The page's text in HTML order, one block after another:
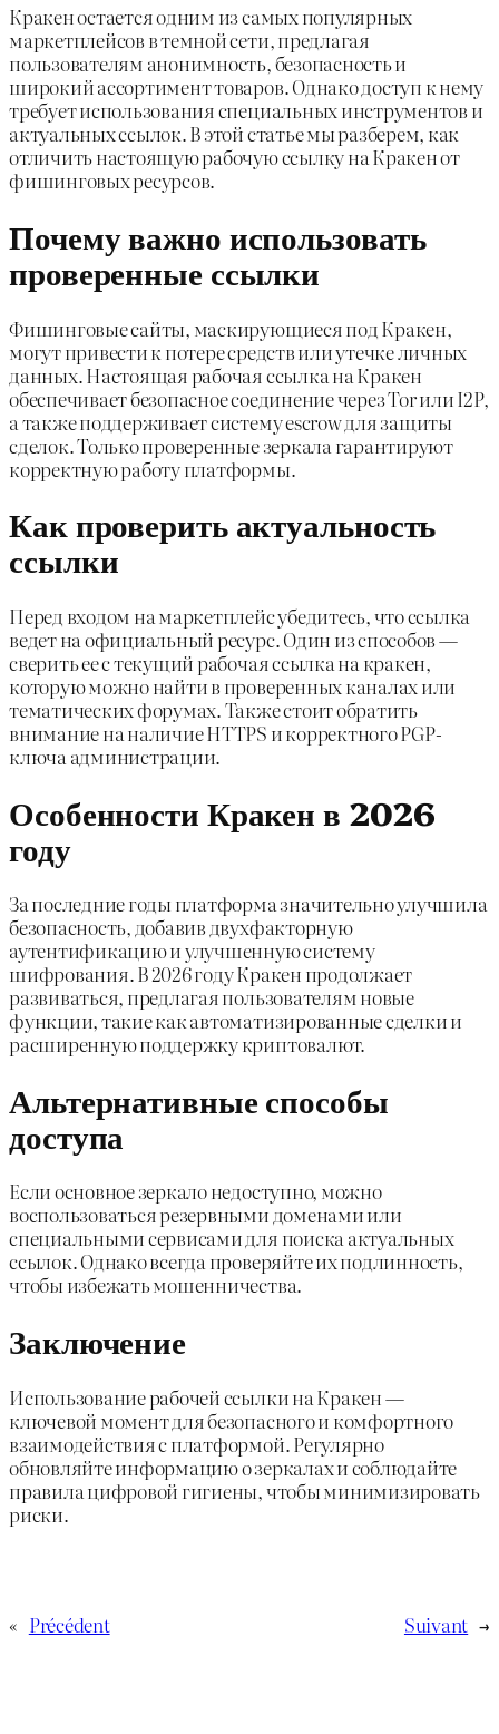
Кракен остается одним из самых популярных
маркетплейсов в темной сети, предлагая
пользователям анонимность, безопасность и
широкий ассортимент товаров. Однако доступ к нему
требует использования специальных инструментов и
актуальных ссылок. В этой статье мы разберем, как
отличить настоящую рабочую ссылку на Кракен от
фишинговых ресурсов.
Почему важно использовать
проверенные ссылки
Фишинговые сайты, маскирующиеся под Кракен,
могут привести к потере средств или утечке личных
данных. Настоящая рабочая ссылка на Кракен
обеспечивает безопасное соединение через Tor или I2P,
а также поддерживает систему escrow для защиты
сделок. Только проверенные зеркала гарантируют
корректную работу платформы.
Как проверить актуальность
ссылки
Перед входом на маркетплейс убедитесь, что ссылка
ведет на официальный ресурс. Один из способов —
сверить ее с текущий рабочая ссылка на кракен,
которую можно найти в проверенных каналах или
тематических форумах. Также стоит обратить
внимание на наличие HTTPS и корректного PGP-
ключа администрации.
Особенности Кракен в 2026
году
За последние годы платформа значительно улучшила
безопасность, добавив двухфакторную
аутентификацию и улучшенную систему
шифрования. В 2026 году Кракен продолжает
развиваться, предлагая пользователям новые
функции, такие как автоматизированные сделки и
расширенную поддержку криптовалют.
Альтернативные способы
доступа
Если основное зеркало недоступно, можно
воспользоваться резервными доменами или
специальными сервисами для поиска актуальных
ссылок. Однако всегда проверяйте их подлинность,
чтобы избежать мошенничества.
Заключение
Использование рабочей ссылки на Кракен —
ключевой момент для безопасного и комфортного
взаимодействия с платформой. Регулярно
обновляйте информацию о зеркалах и соблюдайте
правила цифровой гигиены, чтобы минимизировать
риски.
« Précédent Suivant →